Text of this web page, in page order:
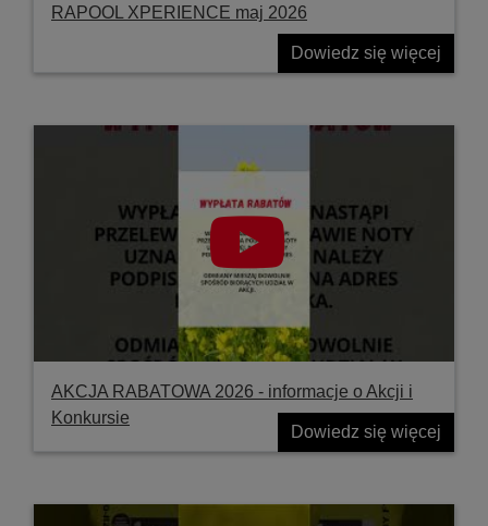
RAPOOL XPERIENCE maj 2026
Dowiedz się więcej
AKCJA RABATOWA 2026 - informacje o Akcji i
Konkursie
Dowiedz się więcej